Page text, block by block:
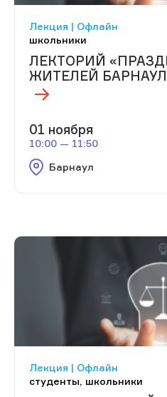
Лекция | Офлайн
школьники
ЛЕКТОРИЙ
ЖИТЕЛЕЙ
01 ноября
10:00 — 11:50
Барнаул
Лекция | Офлайн
студенты, школьники